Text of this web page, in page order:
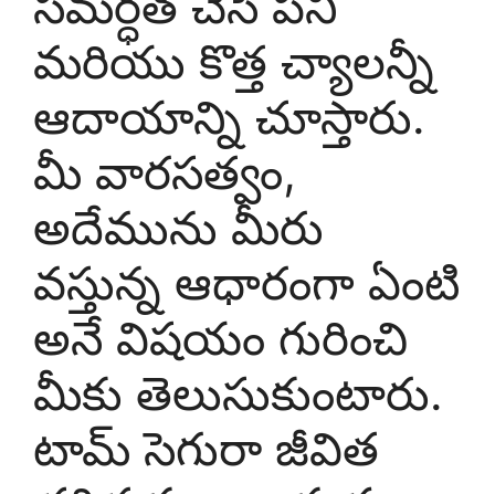
మరియు కొత్త చ్యాలన్నీ
ఆదాయాన్ని చూస్తారు.
మీ వారసత్వం,
అదేమును మీరు
వస్తున్న ఆధారంగా ఏంటి
అనే విషయం గురించి
మీకు తెలుసుకుంటారు.
టామ్ సెగురా జీవిత